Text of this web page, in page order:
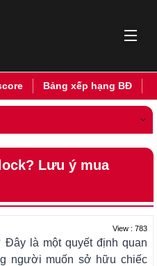
Bảng xếp hạng BĐ
Lưu ý mua
View : 783
Đây là một quyết định quan
người muốn sở hữu chiếc